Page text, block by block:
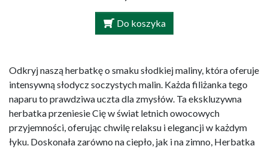
Do koszyka
Odkryj naszą herbatkę o smaku słodkiej maliny, która oferuje
intensywną słodycz soczystych malin. Każda filiżanka tego
naparu to prawdziwa uczta dla zmysłów. Ta ekskluzywna
herbatka przeniesie Cię w świat letnich owocowych
przyjemności, oferując chwilę relaksu i elegancji w każdym
łyku. Doskonała zarówno na ciepło, jak i na zimno, Herbatka